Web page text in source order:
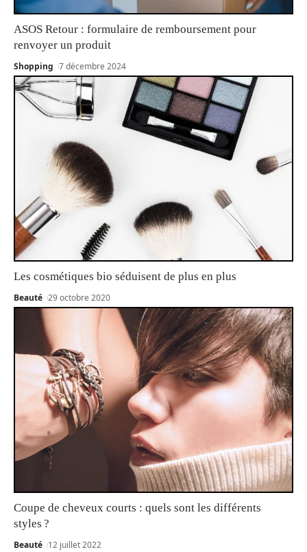
ASOS Retour : formulaire de remboursement pour
renvoyer un produit
Shopping 7 décembre 2024
Les cosmétiques bio séduisent de plus en plus
Beauté 29 octobre 2020
Coupe de cheveux courts : quels sont les différents
styles ?
Beauté 12 juillet 2022